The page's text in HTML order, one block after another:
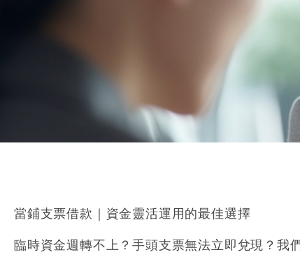
當鋪支票借款｜資金靈活運用的最佳選擇
臨時資金週轉不上？手頭支票無法立即兌現？我